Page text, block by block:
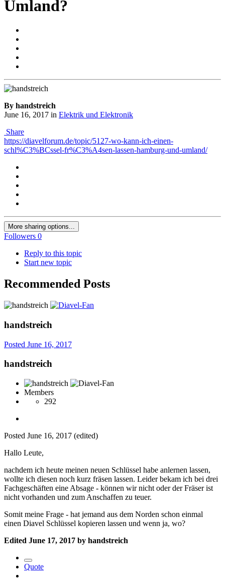
Umland?
By handstreich
June 16, 2017 in Elektrik und Elektronik
Share
https://diavelforum.de/topic/5127-wo-kann-ich-einen-
schl%C3%BCssel-fr%C3%A4sen-lassen-hamburg-und-umland/
More sharing options...
Followers 0
Reply to this topic
Start new topic
Recommended Posts
handstreich
Posted June 16, 2017
handstreich
Members
292
Posted June 16, 2017 (edited)
Hallo Leute,
nachdem ich heute meinen neuen Schlüssel habe anlernen lassen,
wollte ich diesen noch kurz fräsen lassen. Leider bekam ich bei drei
Fachgeschäften eine Absage - können wir nicht oder der Fräser ist
nicht vorhanden und zum Anschaffen zu teuer.
Somit meine Frage - hat jemand aus dem Norden schon einmal
einen Diavel Schlüssel kopieren lassen und wenn ja, wo?
Edited June 17, 2017 by handstreich
Quote